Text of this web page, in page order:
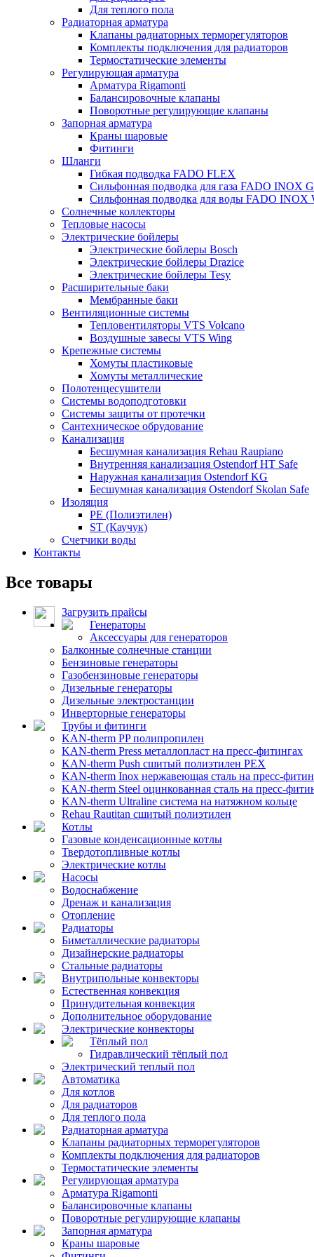
Для теплого пола
Радиаторная арматура
Клапаны радиаторных терморегуляторов
Комплекты подключения для радиаторов
Термостатические элементы
Регулирующая арматура
Арматура Rigamonti
Балансировочные клапаны
Поворотные регулирующие клапаны
Запорная арматура
Краны шаровые
Фитинги
Шланги
Гибкая подводка FADO FLEX
Сильфонная подводка для газа FADO INOX
Сильфонная подводка для воды FADO INOX
Солнечные коллекторы
Тепловые насосы
Электрические бойлеры
Электрические бойлеры Bosch
Электрические бойлеры Drazice
Электрические бойлеры Tesy
Расширительные баки
Мембранные баки
Вентиляционные системы
Тепловентиляторы VTS Volcano
Воздушные завесы VTS Wing
Крепежные системы
Хомуты пластиковые
Хомуты металлические
Полотенцесушители
Системы водоподготовки
Системы защиты от протечки
Сантехническое обрудование
Канализация
Бесшумная канализация Rehau Raupiano
Внутренняя канализация Ostendorf HT Safe
Наружная канализация Ostendorf KG
Бесшумная канализация Ostendorf Skolan Safe
Изоляция
PE (Полиэтилен)
ST (Каучук)
Счетчики воды
Контакты
Все товары
Загрузить прайсы
Генераторы
Аксессуары для генераторов
Балконные солнечные станции
Бензиновые генераторы
Газобензиновые генераторы
Дизельные генераторы
Дизельные электростанции
Инверторные генераторы
Трубы и фитинги
KAN-therm PP полипропилен
KAN-therm Рress металлопласт на пресс-фитингах
KAN-therm Push сшитый полиэтилен PEX
KAN-therm Inox нержавеющая сталь на пресс-
KAN-therm Steel оцинкованная сталь на пресс-
KAN-therm Ultraline система на натяжном кольце
Rehau Rautitan сшитый полиэтилен
Котлы
Газовые конденсационные котлы
Твердотопливные котлы
Электрические котлы
Насосы
Водоснабжение
Дренаж и канализация
Отопление
Радиаторы
Биметаллические радиаторы
Дизайнерские радиаторы
Стальные радиаторы
Внутрипольные конвекторы
Естественная конвекция
Принудительная конвекция
Дополнительное оборудование
Электрические конвекторы
Тёплый пол
Гидравлический тёплый пол
Электрический теплый пол
Автоматика
Для котлов
Для радиаторов
Для теплого пола
Радиаторная арматура
Клапаны радиаторных терморегуляторов
Комплекты подключения для радиаторов
Термостатические элементы
Регулирующая арматура
Арматура Rigamonti
Балансировочные клапаны
Поворотные регулирующие клапаны
Запорная арматура
Краны шаровые